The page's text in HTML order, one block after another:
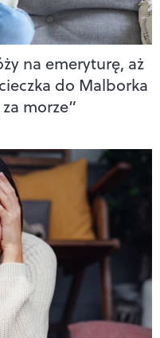
na emeryturę, aż
do Malborka
morze”